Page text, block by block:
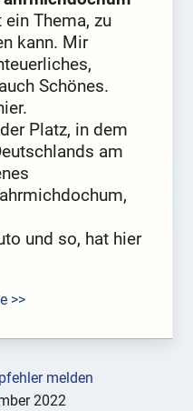
ein Thema, zu
kann. Mir
Schönes.
Platz, in dem
am
und so, hat hier
>>
melden
2022